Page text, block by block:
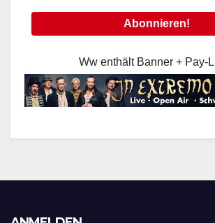
Ww enthält Banner + Pay-